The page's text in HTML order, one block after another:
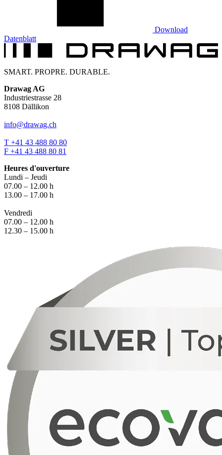
Download
Datenblatt
SMART. PROPRE. DURABLE.
Drawag AG
Industriestrasse 28
8108 Dällikon
info@drawag.ch
T +41 43 488 80 80
F +41 43 488 80 81
Heures d'ouverture
Lundi – Jeudi
07.00 – 12.00 h
13.00 – 17.00 h
Vendredi
07.00 – 12.00 h
12.30 – 15.00 h